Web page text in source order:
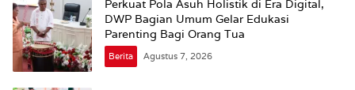
Perkuat Pola Asuh Holistik di Era Digital,
DWP Bagian Umum Gelar Edukasi
Parenting Bagi Orang Tua
Berita Agustus 7, 2026